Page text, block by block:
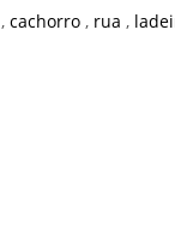
,cachorro, rua,